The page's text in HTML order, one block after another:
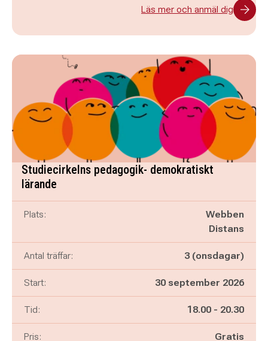
Läs mer och anmäl dig
Studiecirkelns pedagogik- demokratiskt
lärande
Plats:
Webben
Distans
Antal träffar: 3 (onsdagar)
Start: 30 september 2026
Tid: Pågår mellan
18.00 - och
20.30
Pris: Gratis